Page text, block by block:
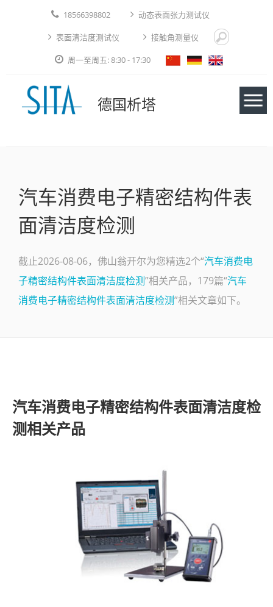
18566398802 动态表面张力测试仪
表面清洁度测试仪 接触角测量仪
周一至周五: 8:30 - 17:30
德国析塔
应用实例
技术论文
免费测试
了解SITA
汽车消费电子精密结构件表
面清洁度检测
截止2026-08-06，佛山翁开尔为您精选2个“汽车消费电
子精密结构件表面清洁度检测”相关产品，179篇“汽车
消费电子精密结构件表面清洁度检测”相关文章如下。
汽车消费电子精密结构件表面清洁度检
测相关产品